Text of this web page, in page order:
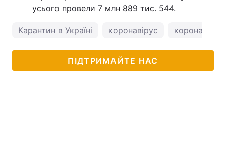
усього провели 7 млн 889 тис. 544.
Карантин в Україні коронавірус коронавірус
ПІДТРИМАЙТЕ НАС